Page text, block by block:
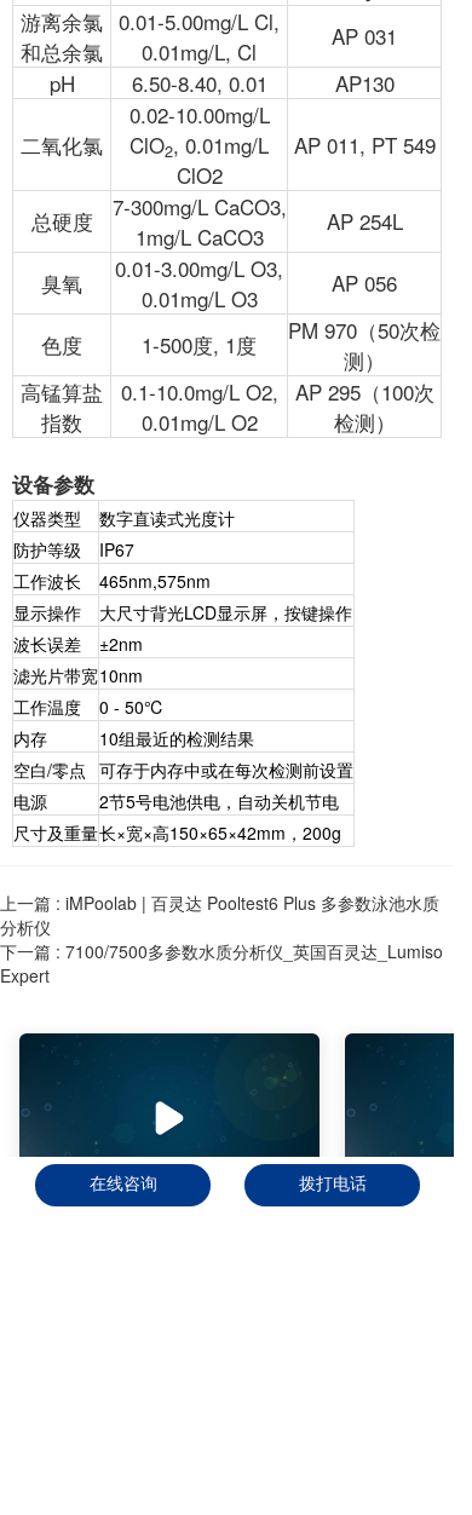
拨打电话
在线咨询
游离余氯
和总余氯
0.01-5.00mg/L Cl,
0.01mg/L, Cl
AP 031
pH
6.50-8.40, 0.01 AP130
二氧化氯
0.02-10.00mg/L
ClO2, 0.01mg/L
ClO2
AP 011, PT 549
总硬度
7-300mg/L CaCO3,
1mg/L CaCO3
AP 254L
臭氧
0.01-3.00mg/L O3,
0.01mg/L O3
AP 056
色度 1-500度, 1度
PM 970（50次检
测）
高锰算盐
指数
0.1-10.0mg/L O2,
0.01mg/L O2
AP 295（100次
检测）
设备参数
仪器类型
数字直读式光度计
防护等级
IP67
工作波长
465nm,575nm
显示操作
大尺寸背光LCD显示屏，按键操作
波长误差
±2nm
滤光片带宽10nm
工作温度
0 - 50℃
内存
10组最近的检测结果
空白/零点 可存于内存中或在每次检测前设置
电源
2节5号电池供电，自动关机节电
尺寸及重量长×宽×高150×65×42mm，200g
上一篇 : iMPoolab | 百灵达 Pooltest6 Plus 多参数泳池水质
分析仪
下一篇 : 7100/7500多参数水质分析仪_英国百灵达_Lumiso
Expert
00:02:46